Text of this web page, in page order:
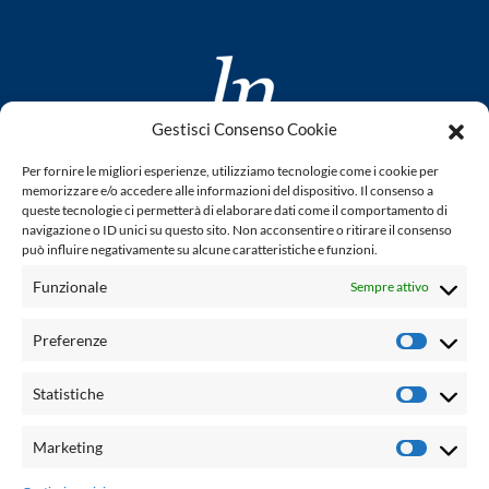
Gestisci Consenso Cookie
Per fornire le migliori esperienze, utilizziamo tecnologie come i cookie per
memorizzare e/o accedere alle informazioni del dispositivo. Il consenso a
queste tecnologie ci permetterà di elaborare dati come il comportamento di
navigazione o ID unici su questo sito. Non acconsentire o ritirare il consenso
può influire negativamente su alcune caratteristiche e funzioni.
Funzionale Sempre attivo
Preferenze
Statistiche
Marketing
www.laletteraturaenoi.it
fondato da Romano Luperini
Questo blog non rappresenta una testata giornalistica in
quanto viene aggiornato senza alcuna periodicità. Non può
legge n° 62 del 7.03.2001. L'autore non è responsabile per
email: